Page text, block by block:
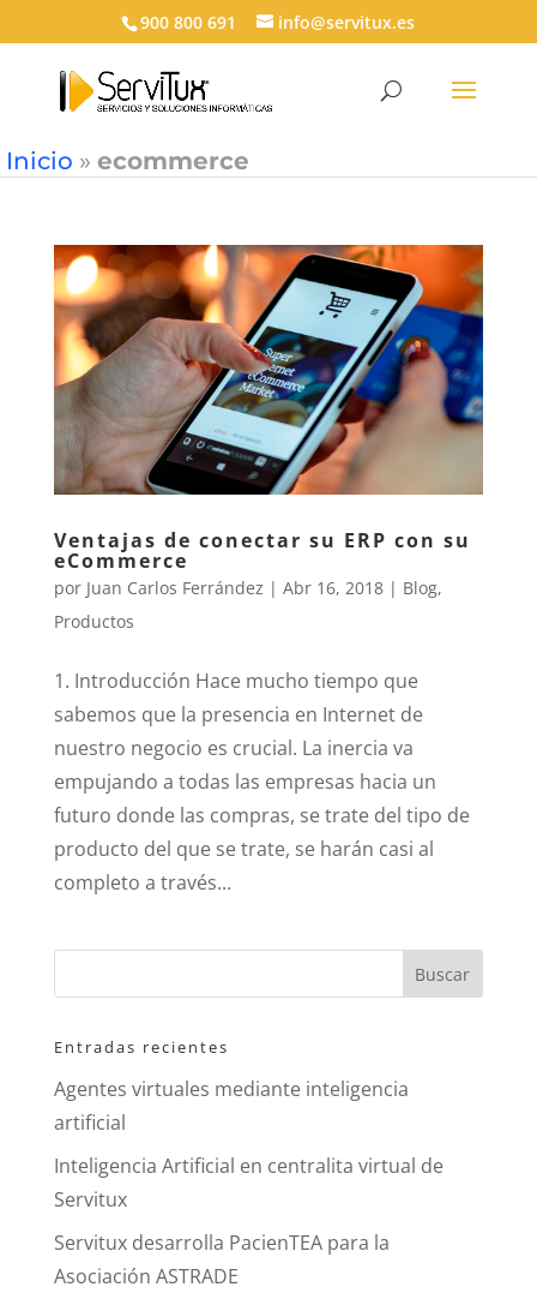
900 800 691 info@servitux.es
Inicio » ecommerce
Ventajas de conectar su ERP con su
eCommerce
por Juan Carlos Ferrández | Abr 16, 2018| Blog,
Productos
1. Introducción Hace mucho tiempo que
sabemos que la presencia en Internet de
nuestro negocio es crucial. La inercia va
empujando a todas las empresas hacia un
futuro donde las compras, se trate del tipo de
producto del que se trate, se harán casi al
completo a través...
Entradas recientes
Agentes virtuales mediante inteligencia
artificial
Inteligencia Artificial en centralita virtual de
Servitux
Servitux desarrolla PacienTEA para la
Asociación ASTRADE